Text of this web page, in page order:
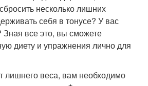
несколько лишних
себя в тонусе? У вас
Зная все это, вы сможете
диету и упражнения лично для
лишнего веса, вам необходимо